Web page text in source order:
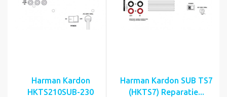
Harman Kardon
HKTS210SUB-230
Harman Kardon SUB TS7
(HKTS7) Reparatie...